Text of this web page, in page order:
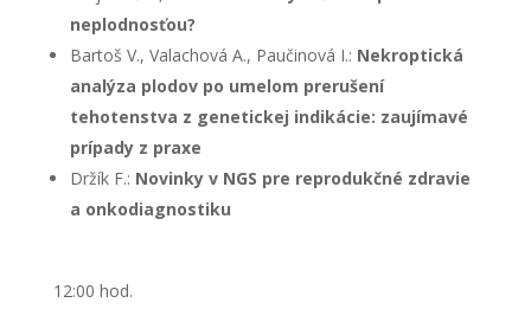
neplodnosťou?
Bartoš V., Valachová A., Paučinová I.: Nekroptická
analýza plodov po umelom prerušení
tehotenstva z genetickej indikácie: zaujímavé
prípady z praxe
Držík F.: Novinky v NGS pre reprodukčné zdravie
a onkodiagnostiku
12:00 hod.